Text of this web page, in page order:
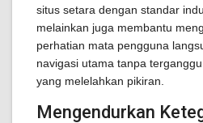
situs setara dengan standar
melainkan juga membantu
perhatian mata pengguna
navigasi utama tanpa
yang melelahkan pikiran.
Mengendurkan